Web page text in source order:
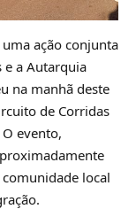
ação conjunta
e a Autarquia
na manhã deste
de Corridas
evento,
local